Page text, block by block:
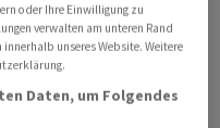
Konzerns
bald in der
zu beginnen.
dort genügend gut
oder Ihre Einwilligung zu
verwalten am unteren Rand
unseres Website. Weitere
Daten, um Folgendes